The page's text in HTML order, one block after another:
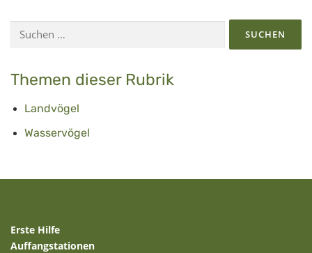
nach:
Themen dieser Rubrik
Landvögel
Wasservögel
Erste Hilfe
Auffangstationen